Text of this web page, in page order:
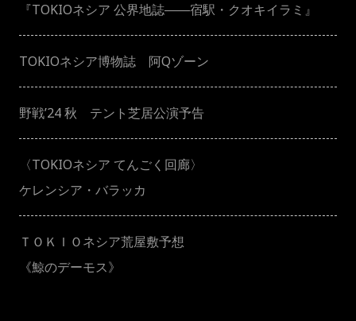
ー
シ
ョ
『TOKIOネシア 公界地誌――宿駅・クオキイラミ』
TOKIOネシア博物誌 阿Qゾーン
野戦’24 秋 テント芝居公演予告
〈TOKIOネシア てんごく回廊〉
ケレンシア・バラッカ
ＴＯＫＩＯネシア荒屋敷予想
《鯨のデーモス》